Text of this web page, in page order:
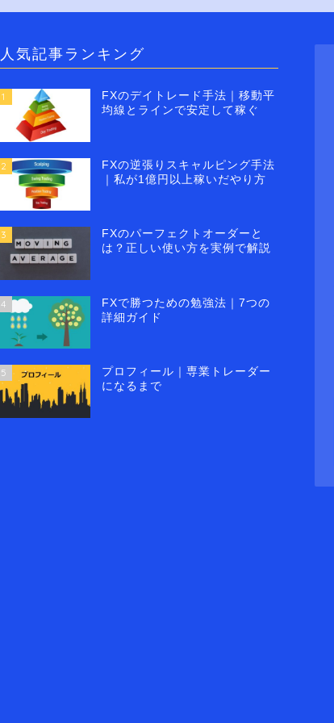
人気記事ランキング
1
FXのデイトレード手法｜移動平
均線とラインで安定して稼ぐ
2
FXの逆張りスキャルピング手法
｜私が1億円以上稼いだやり方
3
FXのパーフェクトオーダーと
は？正しい使い方を実例で解説
4
FXで勝つための勉強法｜7つの
詳細ガイド
5
プロフィール｜専業トレーダー
になるまで